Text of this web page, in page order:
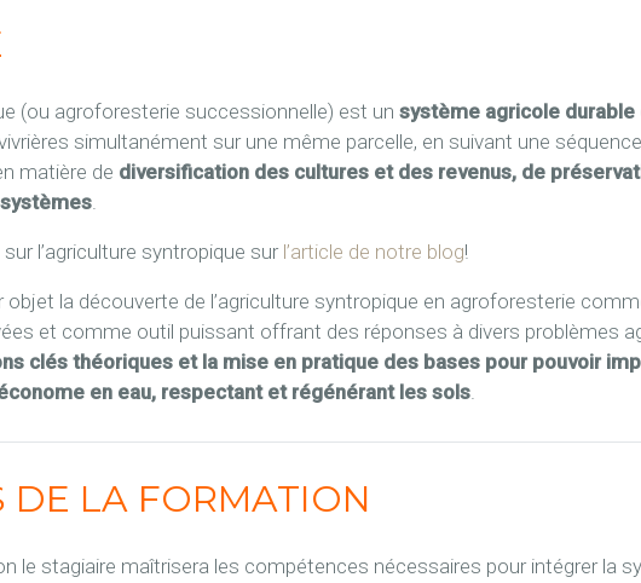
(ou agroforesterie successionnelle) est un système agricole
simultanément sur une même parcelle, en suivant une
matière de diversification des cultures et des revenus, de
.
l’agriculture syntropique sur l’article de notre blog!
la découverte de l’agriculture syntropique en agroforesterie
et comme outil puissant offrant des réponses à divers problèmes
clés théoriques et la mise en pratique des bases pour pouvoir
en eau, respectant et régénérant les sols.
DE LA FORMATION
le stagiaire maîtrisera les compétences nécessaires pour intégrer la